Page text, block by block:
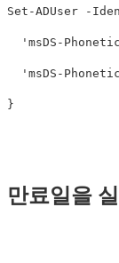
Set-ADUser -
'msDS-
'msDS-
}
만료일을